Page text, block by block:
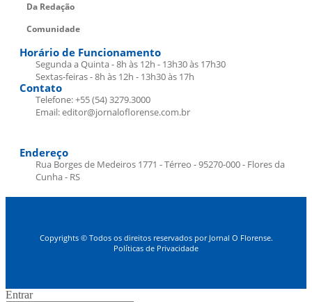
Da Redação
Comunidade
Horário de Funcionamento
Segunda a Quinta - 8h às 12h - 13h30 às 17h30
Sextas-feiras - 8h às 12h - 13h30 às 17h
Contato
Telefone: +55 (54) 3279.3000
Email: editor@jornaloflorense.com.br
Endereço
Rua Borges de Medeiros 1771 - Térreo - 95270-000 - Flores da
Cunha - RS
Copyrights © Todos os direitos reservados por Jornal O Florense.
Políticas de Privacidade
Entrar